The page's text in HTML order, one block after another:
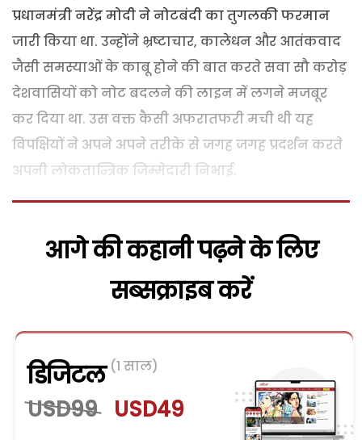
प्रधानमंत्री नरेंद्र मोदी ने नोटबंदी का तुगलकी फरमान
जारी किया था. उन्होंने भ्रष्टाचार, कालेधन और आतंकवाद
जैसी समस्याओं के काबू होने की बात करते सवा सौ करोड़
देशवासियों को नोट बदलने की लाइन में लगने मजबूर
कर दिया था. उस वक्त कैसी अफरातफरी मची थी यह
विपक्षियों ने अपने अपने तरीके से जगह जगह प्रदर्शन करते
अपनी लोकतान्त्रिक जिम्मेदारी निभाई.
आगे की कहानी पढ़ने के लिए
सब्सक्राइब करें
डिजिटल (1 साल)
USD99 USD49